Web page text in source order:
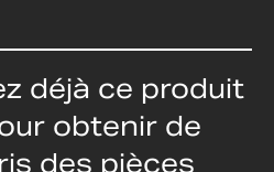
déjà ce produit
obtenir de
des pièces